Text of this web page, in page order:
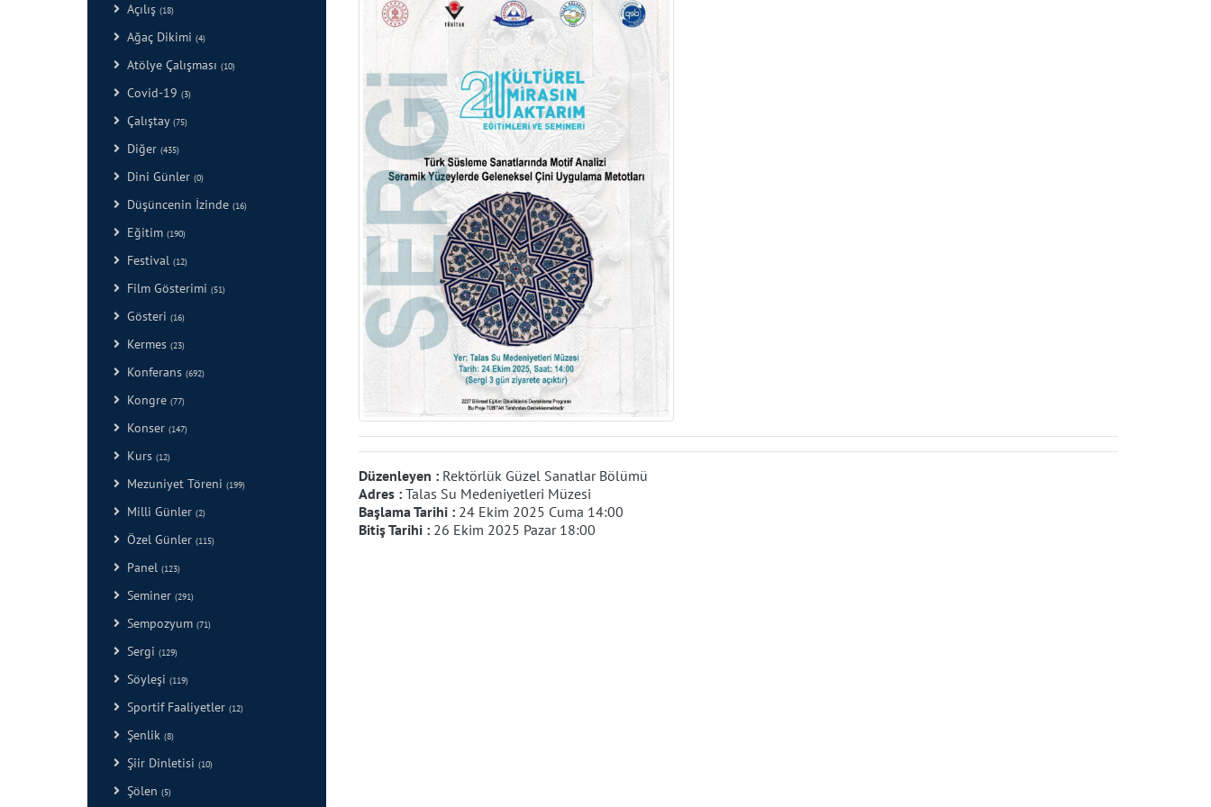
Açılış (18)
Ağaç Dikimi (4)
Atölye Çalışması (10)
Covid-19 (3)
Çalıştay (75)
Diğer (435)
Dini Günler (0)
Düşüncenin İzinde (16)
Eğitim (190)
Festival (12)
Film Gösterimi (51)
Gösteri (16)
Kermes (23)
Konferans (692)
Kongre (77)
Konser (147)
Kurs (12)
Mezuniyet Töreni (199)
Milli Günler (2)
Özel Günler (115)
Panel (123)
Seminer (291)
Sempozyum (71)
Sergi (129)
Söyleşi (119)
Sportif Faaliyetler (12)
Şenlik (8)
Şiir Dinletisi (10)
Şölen (5)
Düzenleyen : Rektörlük Güzel Sanatlar Bölümü
Adres : Talas Su Medeniyetleri Müzesi
Başlama Tarihi : 24 Ekim 2025 Cuma 14:00
Bitiş Tarihi : 26 Ekim 2025 Pazar 18:00